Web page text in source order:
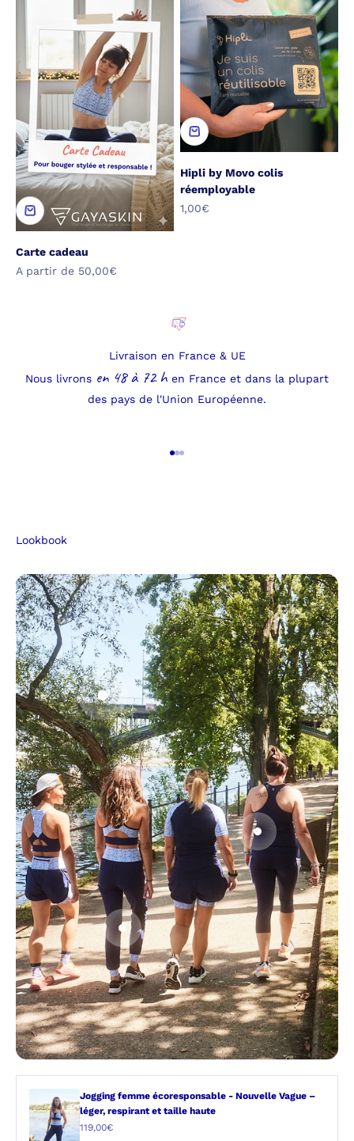
Carte cadeau
Prix de vente
A partir de 50,00€
Hipli by Movo colis
réemployable
Prix de vente
1,00€
Livraison en France & UE
Nous livrons en 48 à 72 hen France et dans la plupart
des pays de l'Union Européenne.
Lookbook
Aller à l'élément 1
Aller à l'élément 2
Aller à l'élément 3
Jogging femme écoresponsable - Nouvelle Vague –
léger, respirant et taille haute
Prix de vente
119,00€